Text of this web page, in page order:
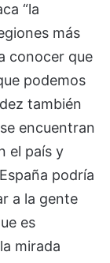
“la
más
conocer que
podemos
también
encuentran
el país y
podría
a la gente
es
mirada